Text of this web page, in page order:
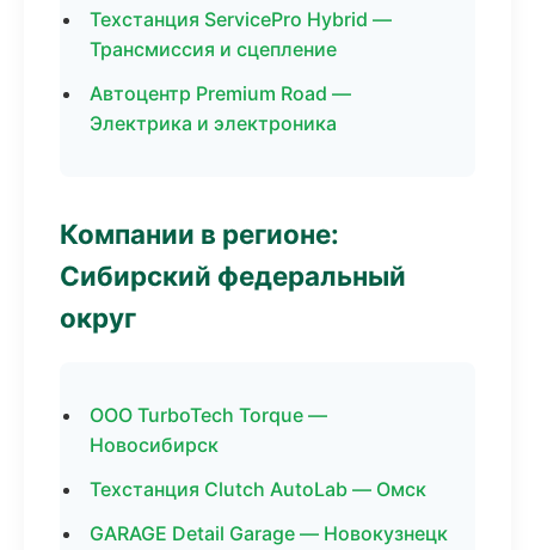
Техстанция ServicePro Hybrid —
Трансмиссия и сцепление
Автоцентр Premium Road —
Электрика и электроника
Компании в регионе:
Сибирский федеральный
округ
ООО TurboTech Torque —
Новосибирск
Техстанция Clutch AutoLab — Омск
GARAGE Detail Garage — Новокузнецк